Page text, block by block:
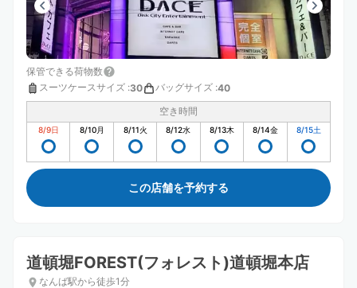
保管できる荷物数
スーツケースサイズ :30 バッグサイズ :40
空き時間
8/9日 8/10月 8/11火 8/12水 8/13木 8/14金 8/15土
この店舗を予約する
道頓堀FOREST(フォレスト)道頓堀本店
なんば駅から徒歩1分